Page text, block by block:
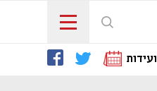
ועידות